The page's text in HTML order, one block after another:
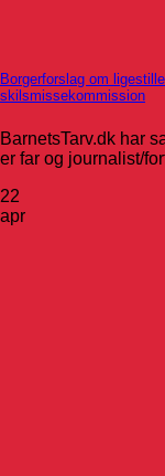
Borgerforslag om
skilsmissekommission
BarnetsTarv.dk har
er far og journalist/
22
apr